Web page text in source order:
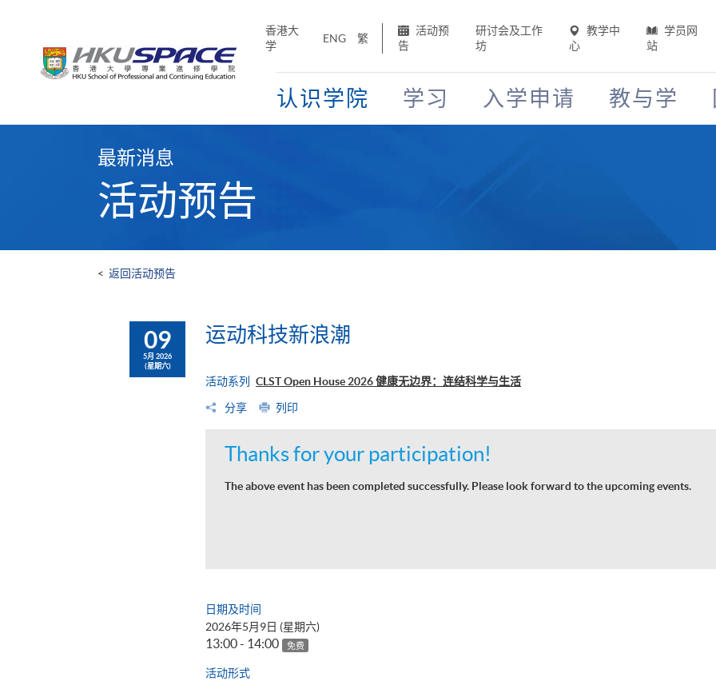
香港大
学
ENG 繁
活动预
告
研讨会及工作
坊
教学中
心
学员网
站
认识学院 学习 入学申请 教与学
最新消息
活动预告
< 返回活动预告
09
5月 2026
(星期六)
运动科技新浪潮
活动系列 CLST Open House 2026 健康无边界：连结科学与生活
分享 列印
Thanks for your participation!
The above event has been completed successfully. Please look forward to the upcoming events.
日期及时间
2026年5月9日 (星期六)
13:00 - 14:00 免费
活动形式